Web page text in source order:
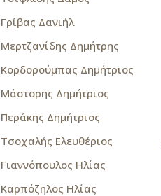
Γρίβας Δανιήλ
Μερτζανίδης Δημήτρης
Κορδορούμπας Δημήτριος
Μάστορης Δημήτριος
Περάκης Δημήτριος
Τσοχαλής Ελευθέριος
Γιαννόπουλος Ηλίας
Καρπόζηλος Ηλίας